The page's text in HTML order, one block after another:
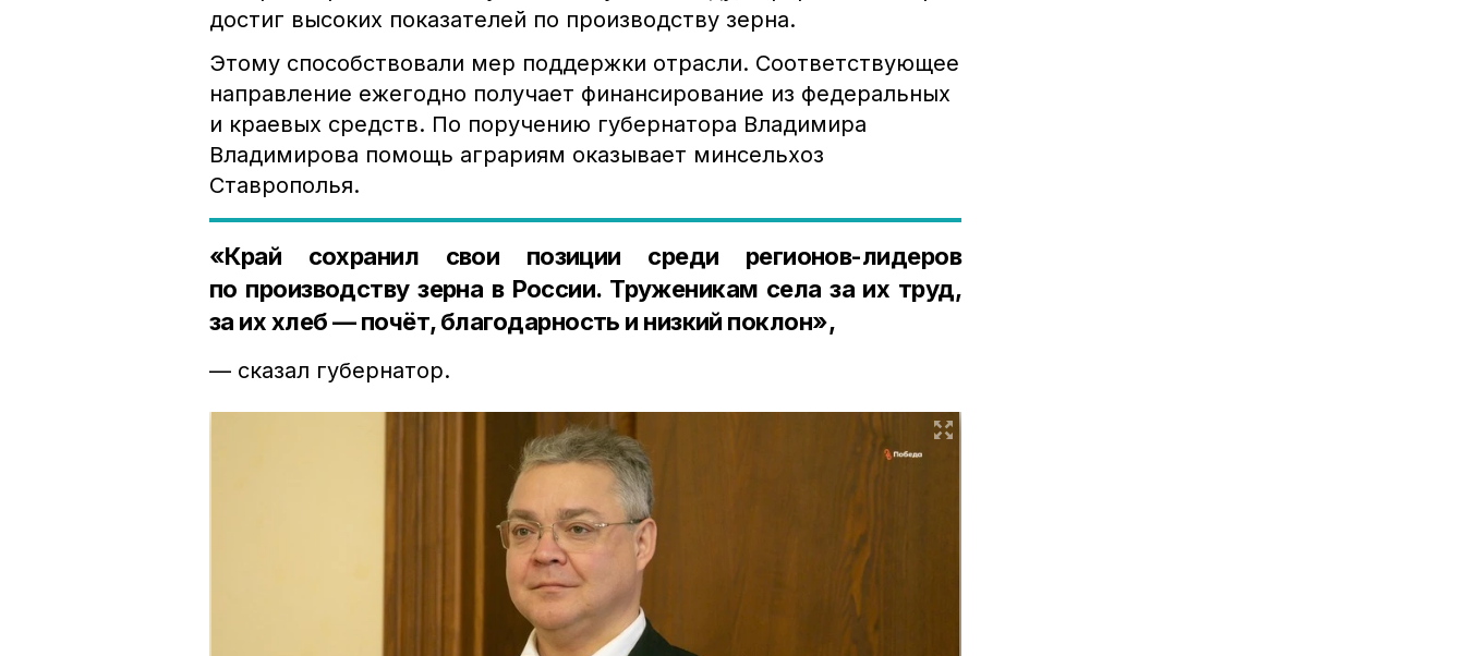
достиг высоких показателей по производству зерна.
Этому способствовали мер поддержки отрасли. Соответствующее
направление ежегодно получает финансирование из федеральных
и краевых средств. По поручению губернатора Владимира
Владимирова помощь аграриям оказывает минсельхоз
Ставрополья.
«Край сохранил свои позиции среди регионов-лидеров
по производству зерна в России. Труженикам села за их труд,
за их хлеб — почёт, благодарность и низкий поклон»,
— сказал губернатор.